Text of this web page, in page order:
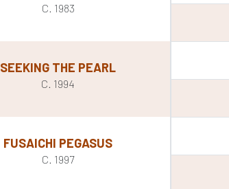
C. 1983
SEEKING THE PEARL
C. 1994
FUSAICHI PEGASUS
C. 1997